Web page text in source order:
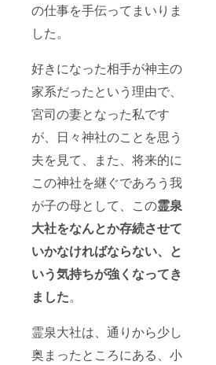
の仕事を手伝ってまいりま
した。
好きになった相手が神主の
家系だったという理由で、
宮司の妻となった私です
が、日々神社のことを思う
夫を見て、また、将来的に
この神社を継ぐであろう我
が子の母として、この霊泉
大社をなんとか存続させて
いかなければならない、と
いう気持ちが強くなってき
ました。
霊泉大社は、通りから少し
奥まったところにある、小